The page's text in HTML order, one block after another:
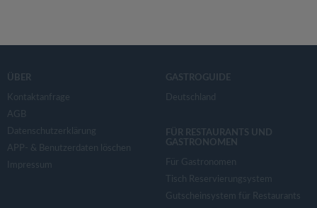
ÜBER
Kontaktanfrage
AGB
Datenschutzerklärung
APP- & Benutzerdaten löschen
Impressum
GASTROGUIDE
Deutschland
FÜR RESTAURANTS UND
GASTRONOMEN
Für Gastronomen
Tisch Reservierungsystem
Gutscheinsystem für Restaurants